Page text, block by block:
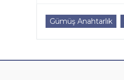
Gümüş Anahtarlık